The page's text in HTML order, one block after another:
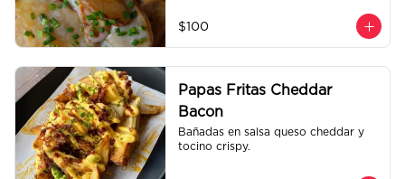
$100
Papas Fritas Cheddar
Bacon
Bañadas en salsa queso cheddar y
tocino crispy.